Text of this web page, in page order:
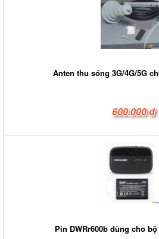
Anten thu sóng 3G/4G/5G
600.000 đ
Pin DWRr600b dùng cho